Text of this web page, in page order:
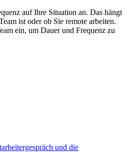
auf Ihre Situation an. Das hängt
ist oder ob Sie remote arbeiten.
ein, um Dauer und Frequenz zu
und die